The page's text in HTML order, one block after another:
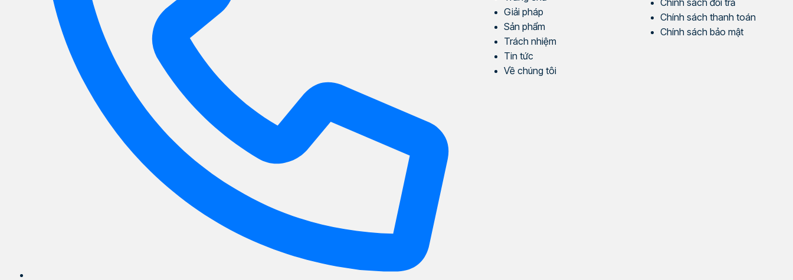
Giải pháp
Sản phẩm
Trách nhiệm
Tin tức
Về chúng tôi
Chính sách đổi trả
Chính sách thanh toán
Chính sách bảo mật